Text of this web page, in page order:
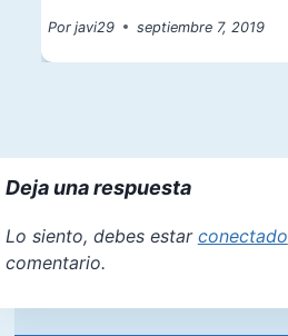
Por javi29 septiembre 7, 2019
Deja una respuesta
Lo siento, debes estar conectado
comentario.